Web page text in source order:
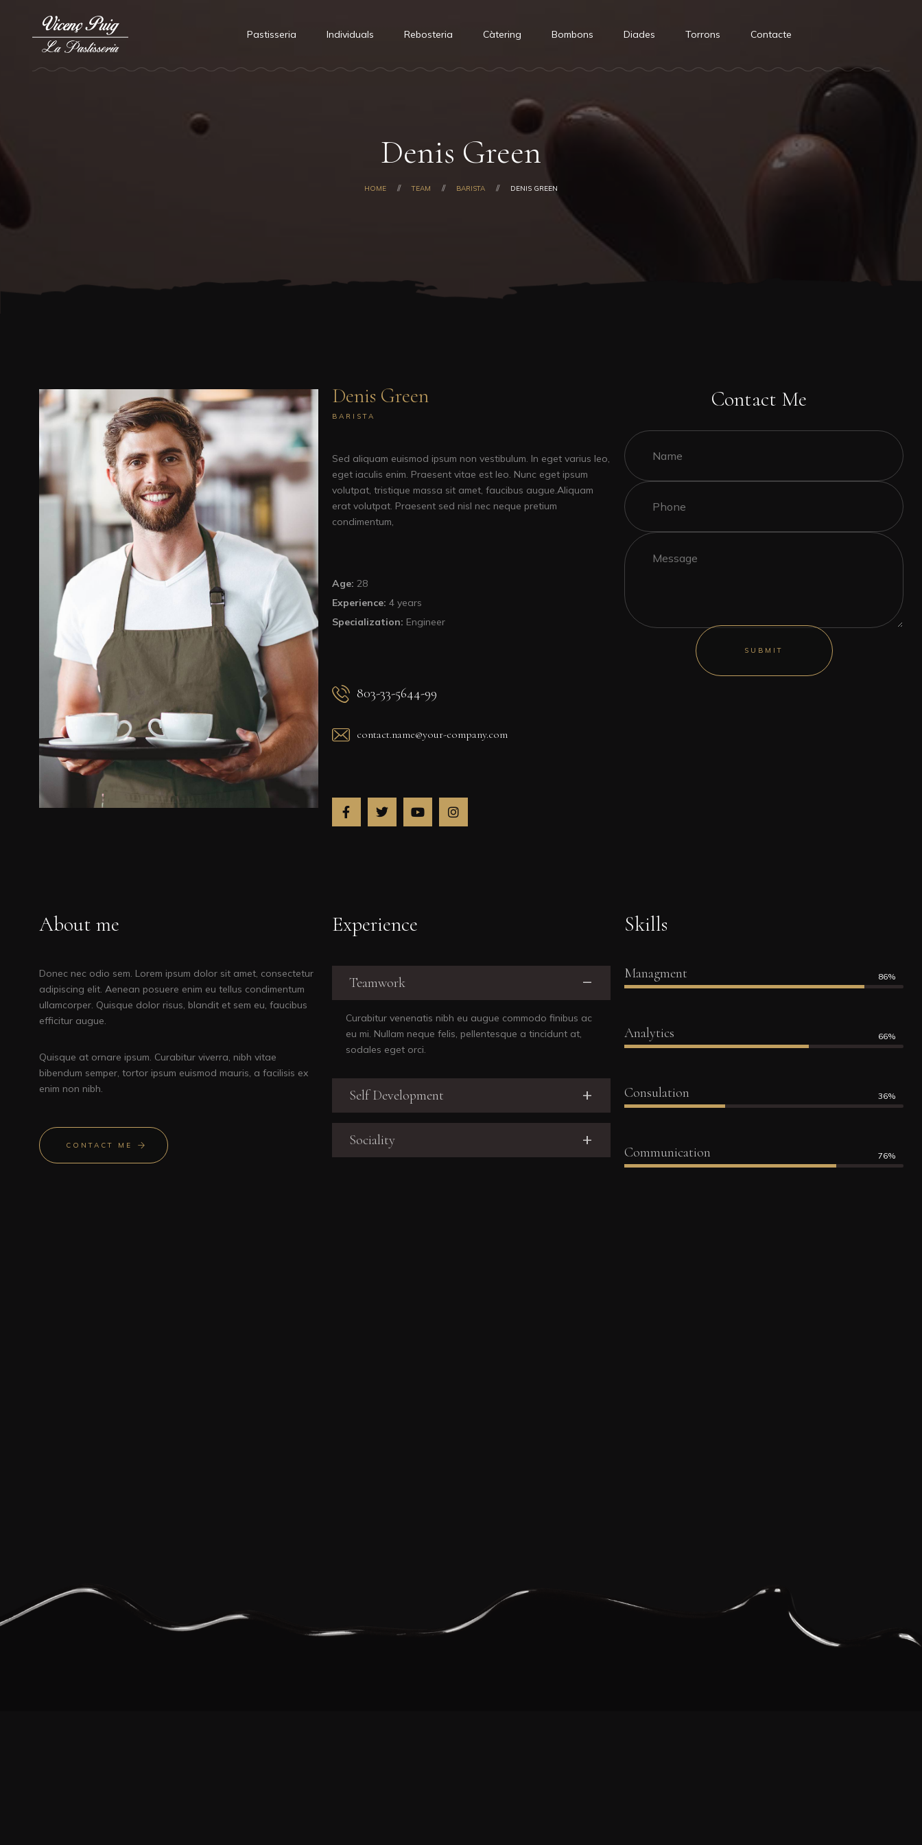
Pastisseria Individuals Rebosteria Càtering Bombons Diades Torrons Contacte
Denis Green
HOME TEAM BARISTA DENIS GREEN
Denis Green
BARISTA
Sed aliquam euismod ipsum non vestibulum. In eget varius leo,
eget iaculis enim. Praesent vitae est leo. Nunc eget ipsum
volutpat, tristique massa sit amet, faucibus augue.Aliquam
erat volutpat. Praesent sed nisl nec neque pretium
condimentum,
Age: 28
Experience: 4 years
Specialization: Engineer
803-33-5644-99
contact.name@your-company.com
Contact Me
About me
Donec nec odio sem. Lorem ipsum dolor sit amet, consectetur
adipiscing elit. Aenean posuere enim eu tellus condimentum
ullamcorper. Quisque dolor risus, blandit et sem eu, faucibus
efficitur augue.
Quisque at ornare ipsum. Curabitur viverra, nibh vitae
bibendum semper, tortor ipsum euismod mauris, a facilisis ex
enim non nibh.
CONTACT ME
Experience
Teamwork
Curabitur venenatis nibh eu augue commodo finibus ac
eu mi. Nullam neque felis, pellentesque a tincidunt at,
sodales eget orci.
Self Development
Sociality
Skills
Managment 86%
Analytics 66%
Consulation 36%
Communication 76%